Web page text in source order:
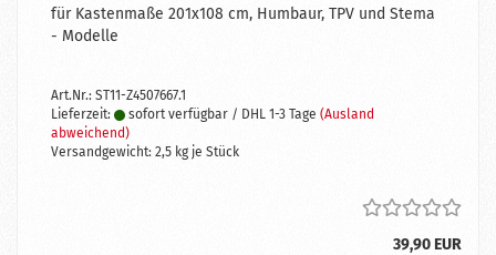
für Kastenmaße 201x108 cm, Humbaur, TPV und Stema
- Modelle
Art.Nr.: ST11-Z4507667.1
Lieferzeit:
sofort verfügbar / DHL 1-3 Tage (Ausland
abweichend)
Versandgewicht: 2,5 kg je Stück
39,90 EUR